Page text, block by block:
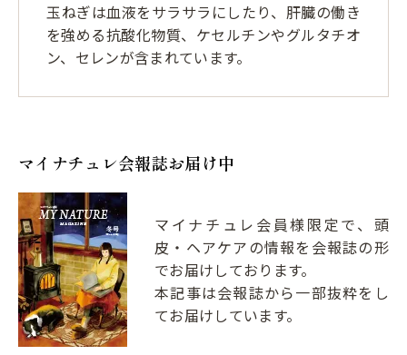
玉ねぎは血液をサラサラにしたり、肝臓の働き
を強める抗酸化物質、ケセルチンやグルタチオ
ン、セレンが含まれています。
マイナチュレ会報誌お届け中
マイナチュレ会員様限定で、頭
皮・ヘアケアの情報を会報誌の形
でお届けしております。
本記事は会報誌から一部抜粋をし
てお届けしています。